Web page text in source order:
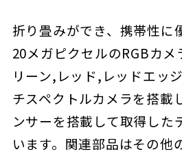
折り畳みができ、携帯性に
20メガピクセルのRGBカ
リーン,レッド,レッドエッ
チスペクトルカメラを搭載
ンサーを搭載して取得した
います。関連部品はその他